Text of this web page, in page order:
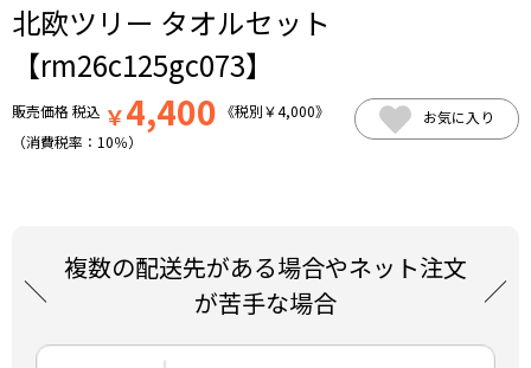
北欧ツリー タオルセット
【rm26c125gc073】
販売価格税込 ￥4,400 《税別￥4,000》
（消費税率： 10％）
お気に入り
複数の配送先がある場合やネット注文
が苦手な場合